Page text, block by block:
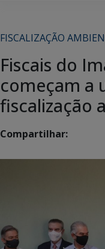
FISCALIZAÇÃO
Fiscais do
começam a
fiscalização
Compartilhar: